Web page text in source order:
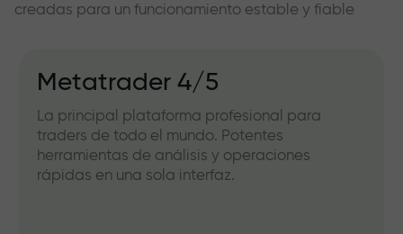
creadas para un funcionamiento estable y fiable
Metatrader 4/5
La principal plataforma profesional para
traders de todo el mundo. Potentes
herramientas de análisis y operaciones
rápidas en una sola interfaz.